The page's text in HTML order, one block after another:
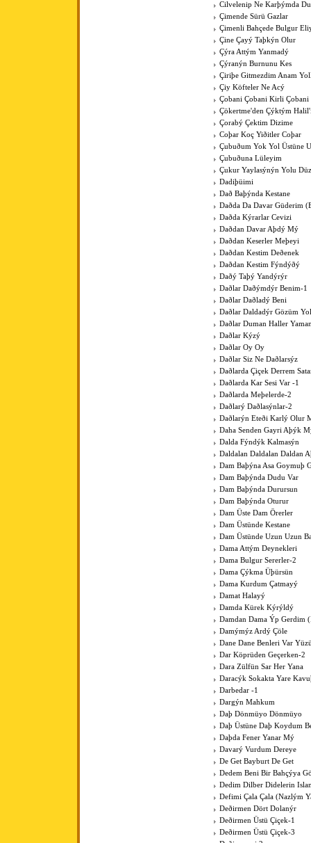
Cilvelenip Ne Karþýmda
Çimende Sürü Gazlar
Çimenli Bahçede Bulgur
Çine Çayý Taþkýn Olur
Çýra Attým Yanmadý
Çýranýn Burnunu Kes
Çiriþe Gitmezdim Anam
Çiy Köfteler Ne Acý
Çobani Çobani Kirli Çobani
Çökertme'den Çýktým
Çorabý Çektim Dizime
Coþar Koç Yiðitler Coþar
Çubuðum Yok Yol Üstüne
Çubuðuna Lüleyim
Çukur Yaylasýnýn Yolu
Dadiþüimi
Dað Baþýnda Kestane
Daðda Da Davar Güderim
Daðda Kýrarlar Cevizi
Daðdan Davar Aþdý Mý
Daðdan Keserler Meþeyi
Daðdan Kestim Deðenek
Daðdan Kestim Fýndýðý
Daðý Taþý Yandýrýr
Daðlar Daðýmdýr Benim-1
Daðlar Daðladý Beni
Daðlar Daldadýr Gözüm
Daðlar Duman Haller
Daðlar Kýzý
Daðlar Oy Oy
Daðlar Siz Ne Daðlarsýz
Daðlarda Çiçek Derrem
Daðlarda Kar Sesi Var -1
Daðlarda Meþelerde-2
Daðlarý Daðlasýnlar-2
Daðlarýn Eteði Karlý Olur
Daha Senden Gayri Aþýk
Dalda Fýndýk Kalmasýn
Daldalan Daldalan Daldan
Dam Baþýna Asa Goymuþ
Dam Baþýnda Dudu Var
Dam Baþýnda Durursun
Dam Baþýnda Oturur
Dam Üste Dam Örerler
Dam Üstünde Kestane
Dam Üstünde Uzun Uzun
Dama Attým Deynekleri
Dama Bulgur Sererler-2
Dama Çýkma Üþürsün
Dama Kurdum Çatmayý
Damat Halayý
Damda Kürek Kýrýldý
Damdan Dama Ýp Gerdim
Damýmýz Ardý Çöle
Dane Dane Benleri Var
Dar Köprüden Geçerken-2
Dara Zülfün Sar Her Yana
Daracýk Sokakta Yare
Darbedar -1
Dargýn Mahkum
Daþ Dönmüyo Dönmüyo
Daþ Üstüne Daþ Koydum
Daþda Fener Yanar Mý
Davarý Vurdum Dereye
De Get Bayburt De Get
Dedem Beni Bir Bahçýya
Dedim Dilber Didelerin
Defimi Çala Çala (Nazlým
Deðirmen Dört Dolanýr
Deðirmen Üstü Çiçek-1
Deðirmen Üstü Çiçek-3